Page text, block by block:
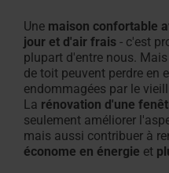
Une maison confortable
jour et d'air frais - c'est
plupart d'entre nous.
de toit peuvent perdre en
endommagées par le
La rénovation d'une
seulement améliorer
mais aussi contribuer à
économe en énergie et